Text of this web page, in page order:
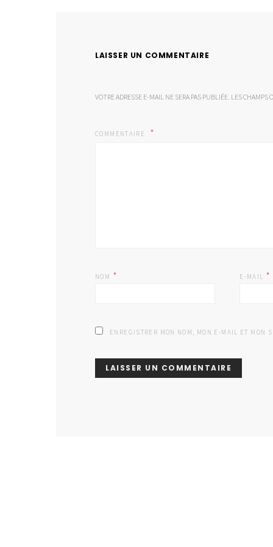
LAISSER UN COMMENTAIRE
VOTRE ADRESSE E-MAIL NE SERA PAS PUBLIÉE. LES CHAMPS
COMMENTAIRE
NOM * E-MAIL *
ENREGISTRER MON NOM, MON E-MAIL ET MON